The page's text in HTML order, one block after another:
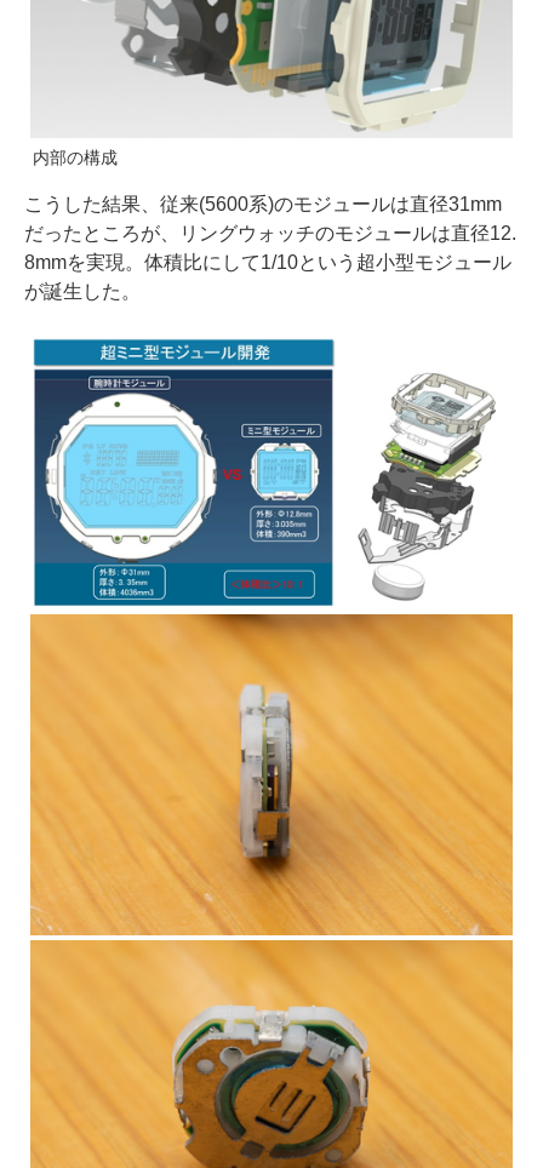
内部の構成
こうした結果、従来(5600系)のモジュールは直径31mm
だったところが、リングウォッチのモジュールは直径12.
8mmを実現。体積比にして1/10という超小型モジュール
が誕生した。